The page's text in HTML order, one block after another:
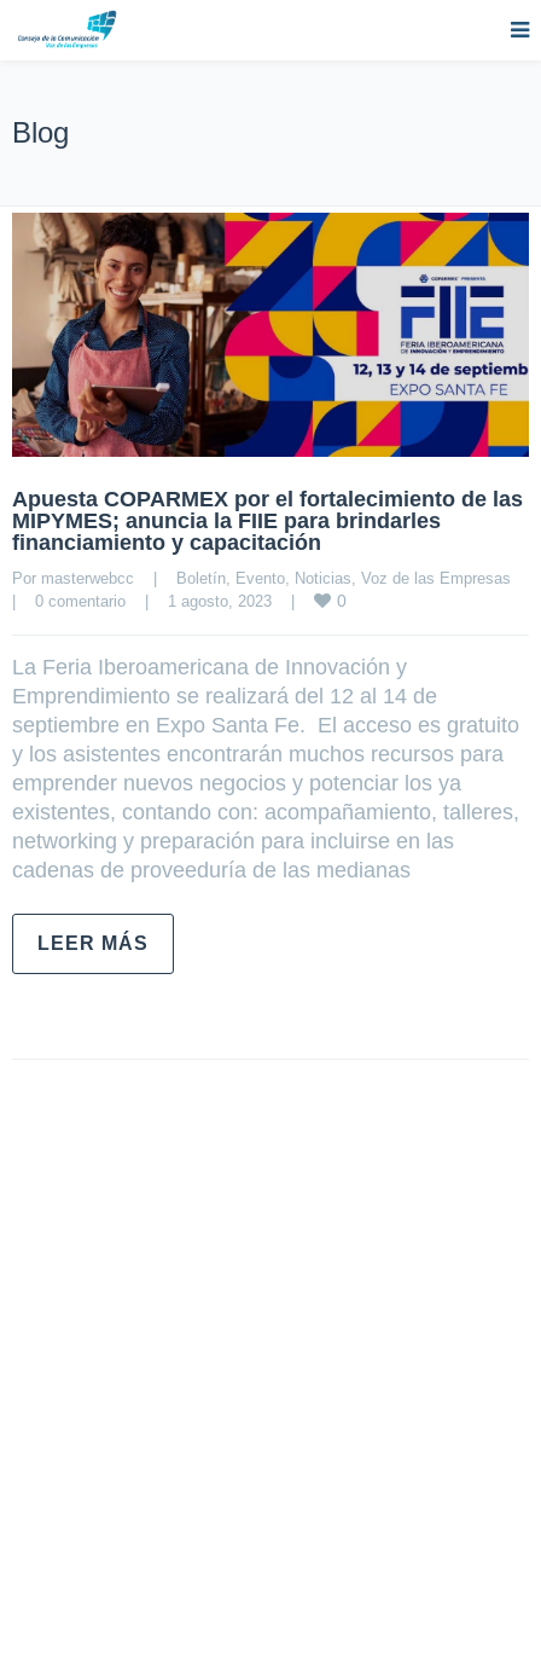
Blog
Apuesta COPARMEX por el fortalecimiento de las
MIPYMES; anuncia la FIIE para brindarles
financiamiento y capacitación
Por masterwebcc | Boletín Evento Noticias Voz de las Empresas
|
0 comentario | 1 agosto, 2023 | 0
La Feria Iberoamericana de Innovación y
Emprendimiento se realizará del 12 al 14 de
septiembre en Expo Santa Fe. El acceso es gratuito
y los asistentes encontrarán muchos recursos para
emprender nuevos negocios y potenciar los ya
existentes, contando con: acompañamiento, talleres,
networking y preparación para incluirse en las
cadenas de proveeduría de las medianas
LEER MÁS